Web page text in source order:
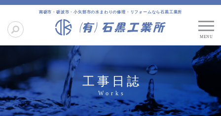
南砺市・砺波市・小矢部市の水まわりの修理・リフォームなら石黒工業所
工事日誌